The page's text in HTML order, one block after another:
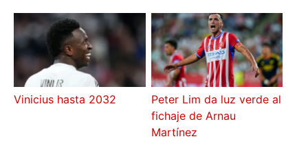
Vinicius hasta 2032
Peter Lim da luz verde al
fichaje de Arnau
Martínez